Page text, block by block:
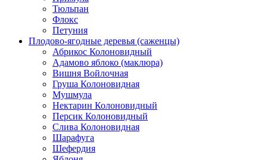
Тюльпан
Флокс
Петуния
Плодово-ягодные деревья (саженцы)
Абрикос Колоновидный
Адамово яблоко (маклюра)
Вишня Войлочная
Груша Колоновидная
Мушмула
Нектарин Колоновидный
Персик Колоновидный
Слива Колоновидная
Шарафуга
Шефердия